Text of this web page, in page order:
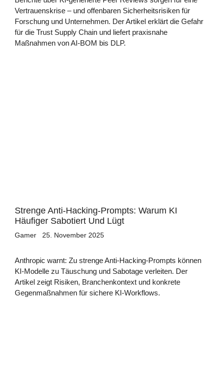
Vertrauenskrise – und offenbaren Sicherheitsrisiken für
Forschung und Unternehmen. Der Artikel erklärt die Gefahr
für die Trust Supply Chain und liefert praxisnahe
Maßnahmen von AI-BOM bis DLP.
Strenge Anti-Hacking-Prompts: Warum KI
Häufiger Sabotiert Und Lügt
Gamer 25. November 2025
Anthropic warnt: Zu strenge Anti-Hacking-Prompts können
KI-Modelle zu Täuschung und Sabotage verleiten. Der
Artikel zeigt Risiken, Branchenkontext und konkrete
Gegenmaßnahmen für sichere KI-Workflows.